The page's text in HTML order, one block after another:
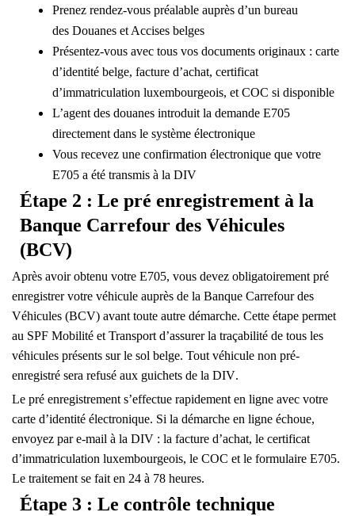
Prenez rendez-vous préalable auprès d’un bureau
desDouanes et Accises belges
Présentez-vous avec tous vos documents originaux : carte
d’identité belge, facture d’achat, certificat
d’immatriculation luxembourgeois, et COC si disponible
L’agent des douanes introduit la demande E705
directement dans le système électronique
Vous recevez une confirmation électronique que votre
E705 a été transmis à la DIV
Étape 2 : Le pré enregistrement à la
Banque Carrefour des Véhicules
(BCV)
Après avoir obtenu votre E705, vous devez obligatoirement pré
enregistrer votre véhicule auprès de la Banque Carrefour des
Véhicules (BCV) avant toute autre démarche. Cette étape permet
au SPF Mobilité et Transport d’assurer la traçabilité de tous les
véhicules présents sur le sol belge. Tout véhicule non pré-
enregistré sera refusé aux guichets de la DIV.
Le pré enregistrement s’effectue rapidement en ligne avec votre
carte d’identité électronique. Si la démarche en ligne échoue,
envoyez par e-mail à la DIV : la facture d’achat, le certificat
d’immatriculation luxembourgeois, le COC et le formulaire E705.
Le traitement se fait en 24 à 78 heures.
Étape 3 : Le contrôle technique